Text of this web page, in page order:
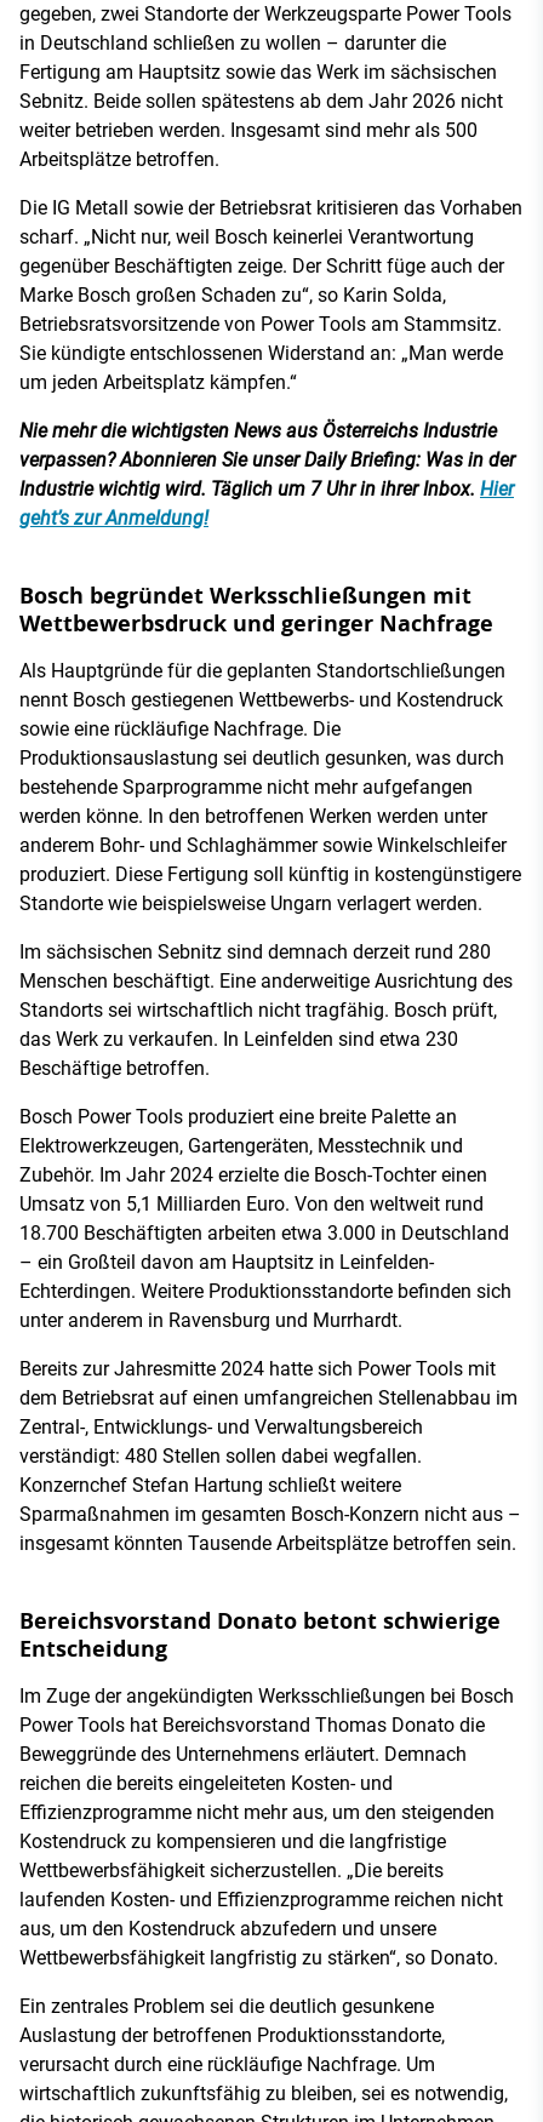
gegeben, zwei Standorte der Werkzeugsparte Power Tools
in Deutschland schließen zu wollen – darunter die
Fertigung am Hauptsitz sowie das Werk im sächsischen
Sebnitz. Beide sollen spätestens ab dem Jahr 2026 nicht
weiter betrieben werden. Insgesamt sind mehr als 500
Arbeitsplätze betroffen.
Die IG Metall sowie der Betriebsrat kritisieren das Vorhaben
scharf. „Nicht nur, weil Bosch keinerlei Verantwortung
gegenüber Beschäftigten zeige. Der Schritt füge auch der
Marke Bosch großen Schaden zu“, so Karin Solda,
Betriebsratsvorsitzende von Power Tools am Stammsitz.
Sie kündigte entschlossenen Widerstand an: „Man werde
um jeden Arbeitsplatz kämpfen.“
Nie mehr die wichtigsten News aus Österreichs Industrie
verpassen? Abonnieren Sie unser Daily Briefing: Was in der
Industrie wichtig wird. Täglich um 7 Uhr in ihrer Inbox. Hier
geht’s zur Anmeldung!
Bosch begründet Werksschließungen mit
Wettbewerbsdruck und geringer Nachfrage
Als Hauptgründe für die geplanten Standortschließungen
nennt Bosch gestiegenen Wettbewerbs- und Kostendruck
sowie eine rückläufige Nachfrage. Die
Produktionsauslastung sei deutlich gesunken, was durch
bestehende Sparprogramme nicht mehr aufgefangen
werden könne. In den betroffenen Werken werden unter
anderem Bohr- und Schlaghämmer sowie Winkelschleifer
produziert. Diese Fertigung soll künftig in kostengünstigere
Standorte wie beispielsweise Ungarn verlagert werden.
Im sächsischen Sebnitz sind demnach derzeit rund 280
Menschen beschäftigt. Eine anderweitige Ausrichtung des
Standorts sei wirtschaftlich nicht tragfähig. Bosch prüft,
das Werk zu verkaufen. In Leinfelden sind etwa 230
Beschäftige betroffen.
Bosch Power Tools produziert eine breite Palette an
Elektrowerkzeugen, Gartengeräten, Messtechnik und
Zubehör. Im Jahr 2024 erzielte die Bosch-Tochter einen
Umsatz von 5,1 Milliarden Euro. Von den weltweit rund
18.700 Beschäftigten arbeiten etwa 3.000 in Deutschland
– ein Großteil davon am Hauptsitz in Leinfelden-
Echterdingen. Weitere Produktionsstandorte befinden sich
unter anderem in Ravensburg und Murrhardt.
Bereits zur Jahresmitte 2024 hatte sich Power Tools mit
dem Betriebsrat auf einen umfangreichen Stellenabbau im
Zentral-, Entwicklungs- und Verwaltungsbereich
verständigt: 480 Stellen sollen dabei wegfallen.
Konzernchef Stefan Hartung schließt weitere
Sparmaßnahmen im gesamten Bosch-Konzern nicht aus –
insgesamt könnten Tausende Arbeitsplätze betroffen sein.
Bereichsvorstand Donato betont schwierige
Entscheidung
Im Zuge der angekündigten Werksschließungen bei Bosch
Power Tools hat Bereichsvorstand Thomas Donato die
Beweggründe des Unternehmens erläutert. Demnach
reichen die bereits eingeleiteten Kosten- und
Effizienzprogramme nicht mehr aus, um den steigenden
Kostendruck zu kompensieren und die langfristige
Wettbewerbsfähigkeit sicherzustellen. „Die bereits
laufenden Kosten- und Effizienzprogramme reichen nicht
aus, um den Kostendruck abzufedern und unsere
Wettbewerbsfähigkeit langfristig zu stärken“, so Donato.
Ein zentrales Problem sei die deutlich gesunkene
Auslastung der betroffenen Produktionsstandorte,
verursacht durch eine rückläufige Nachfrage. Um
wirtschaftlich zukunftsfähig zu bleiben, sei es notwendig,